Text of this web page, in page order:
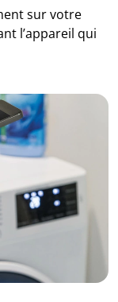
sur votre
l’appareil qui